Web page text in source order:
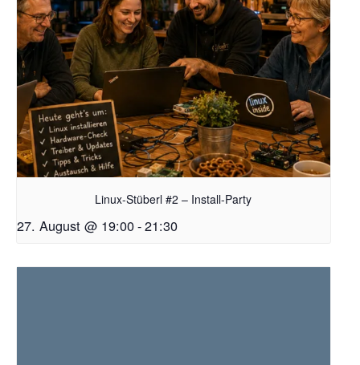
Linux-Stüberl #2 – Install-Party
27. August @ 19:00-21:30